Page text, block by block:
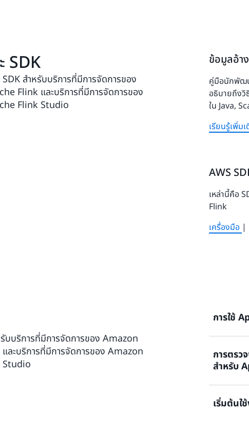
SDK
สำหรับบริการที่มีการจัดการของ
Flink และบริการที่มีการจัดการของ
Flink Studio
ข้อมูลอ้า
คู่มือนักพัฒ
อธิบายถึงวิ
ใน Java,
เรียนรู้เพิ่ม
AWS
เหล่านี้คือ
Flink
เครื่องมือ |
บบริการที่มีการจัดการของ Amazon
ละบริการที่มีการจัดการของ Amazon
Studio
การใช้
เวิร์กช็อ
Apache
คู่มือเริ่ม
การตรว
สำหรับ
ในเวิร์ก
เริ่มต้นใ